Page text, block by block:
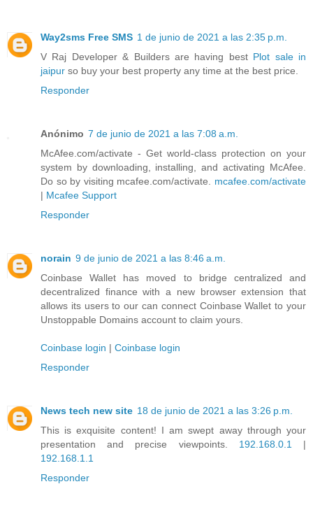
Way2sms Free SMS 1 de junio de 2021 a las 2:35 p.m.
V Raj Developer & Builders are having best Plot sale in
jaipur so buy your best property any time at the best price.
Responder
Anónimo 7 de junio de 2021 a las 7:08 a.m.
McAfee.com/activate - Get world-class protection on your
system by downloading, installing, and activating McAfee.
Do so by visiting mcafee.com/activate. mcafee.com/activate
| Mcafee Support
Responder
norain 9 de junio de 2021 a las 8:46 a.m.
Coinbase Wallet has moved to bridge centralized and
decentralized finance with a new browser extension that
allows its users to our can connect Coinbase Wallet to your
Unstoppable Domains account to claim yours.
Coinbase login | Coinbase login
Responder
News tech new site 18 de junio de 2021 a las 3:26 p.m.
This is exquisite content! I am swept away through your
presentation and precise viewpoints. 192.168.0.1
|
192.168.1.1
Responder